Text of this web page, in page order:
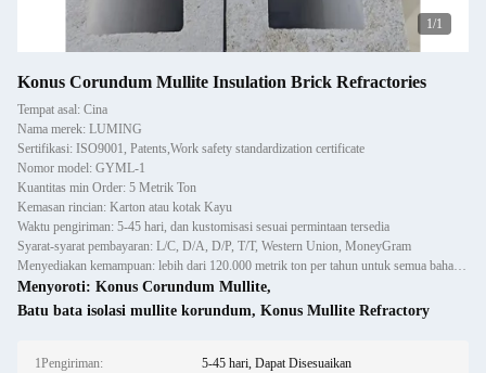
1/1
Konus Corundum Mullite Insulation Brick Refractories
Tempat asal: Cina
Nama merek: LUMING
Sertifikasi: ISO9001, Patents,Work safety standardization certificate
Nomor model: GYML-1
Kuantitas min Order: 5 Metrik Ton
Kemasan rincian: Karton atau kotak Kayu
Waktu pengiriman: 5-45 hari, dan kustomisasi sesuai permintaan tersedia
Syarat-syarat pembayaran: L/C, D/A, D/P, T/T, Western Union, MoneyGram
Menyediakan kemampuan: lebih dari 120.000 metrik ton per tahun untuk semua bahan tahan api cor, pracetak dan batu bata
Menyoroti: Konus Corundum Mullite,
Batu bata isolasi mullite korundum, Konus Mullite Refractory
1Pengiriman: 5-45 hari, Dapat Disesuaikan